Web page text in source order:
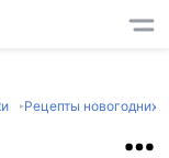
Рецепты новогодних